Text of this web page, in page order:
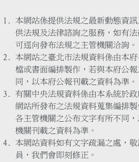
本網站係提供法規之最新動態資
供法規及法律諮詢之服務，如有
可逕向發布法規之主管機關洽詢。
本網站之臺北市法規資料係由本
檔或書面編排製作，若與本府公
同，以本府公報刊載之資料為準。
有關中央法規資料係由本系統於
網站所發布之法規資料蒐集編排
各主管機關之公布文字有所不同
機關刊載之資料為準。
本網站資料如有文字疏漏之處，
員，我們會即刻修正。